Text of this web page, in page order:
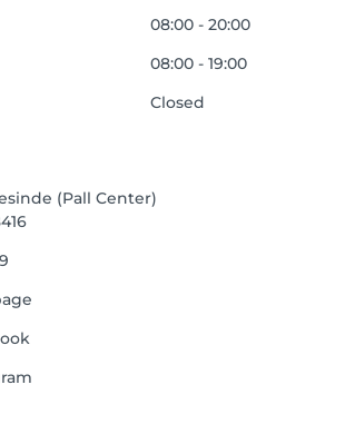
08:00 - 20:00
08:00 - 19:00
Closed
(Pall Center)